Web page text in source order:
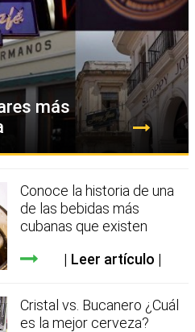
más
Conoce la historia de una
de las bebidas más
cubanas que existen
Leer artículo
Cristal vs. Bucanero ¿Cuál
es la mejor cerveza?